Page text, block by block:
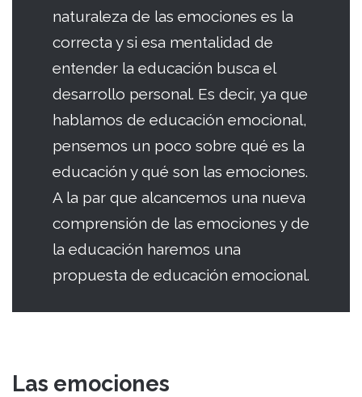
naturaleza de las emociones es la
correcta y si esa mentalidad de
entender la educación busca el
desarrollo personal. Es decir, ya que
hablamos de educación emocional,
pensemos un poco sobre qué es la
educación y qué son las emociones.
A la par que alcancemos una nueva
comprensión de las emociones y de
la educación haremos una
propuesta de educación emocional.
Las emociones